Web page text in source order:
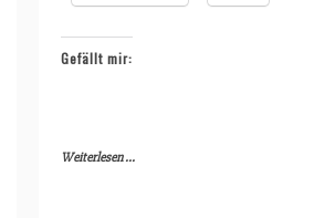
Gefällt mir:
Weiterlesen ...